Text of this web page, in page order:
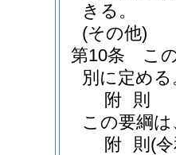
きる。
(その他)
第10条
こ
別に定める
附 則
この要綱
附 則 (